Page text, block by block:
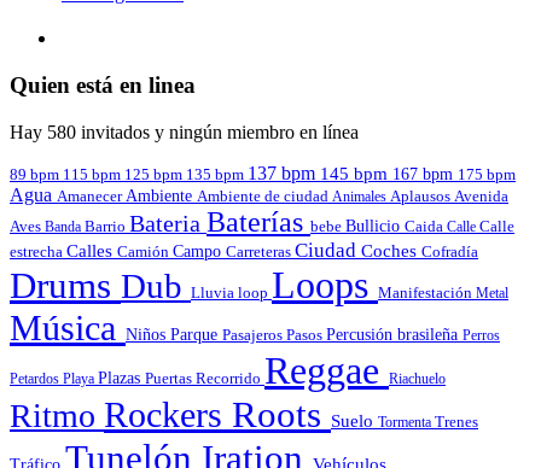
Quien está en linea
Hay 580 invitados y ningún miembro en línea
89 bpm 115 bpm 125 bpm 135 bpm 137 bpm 145 bpm 167 bpm 175 bpm
Agua Amanecer Ambiente Ambiente de ciudad Animales Aplausos Avenida
Aves Banda Barrio Bateria Baterías bebe Bullicio Caida Calle Calle
estrecha Calles Camión Campo Carreteras Ciudad Coches Cofradía
Drums Dub Lluvia loop Loops Manifestación Metal
Música Niños Parque Pasajeros Pasos Percusión brasileña Perros
Petardos Playa Plazas Puertas Recorrido Reggae Riachuelo
Ritmo Rockers Roots Suelo Tormenta Trenes
Tunelón Iration Vehículos